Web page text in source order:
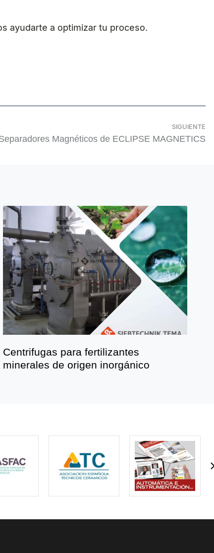
ayudarte a optimizar tu proceso.
SIGUIENTE
Magnéticos de ECLIPSE MAGNETICS
Centrifugas para fertilizantes
minerales de origen inorgánico